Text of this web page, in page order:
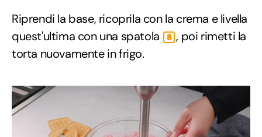
Riprendi la base, ricoprila con la crema e livella
quest'ultima con una spatola
8 , poi rimetti la
torta nuovamente in frigo.